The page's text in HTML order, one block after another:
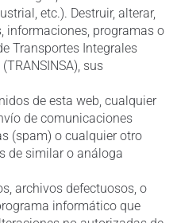
etc.). Destruir, alterar,
informaciones, programas o
Transportes Integrales
sus
de esta web, cualquier
de comunicaciones
(spam) o cualquier otro
de similar o análoga
archivos defectuosos, o
informático que